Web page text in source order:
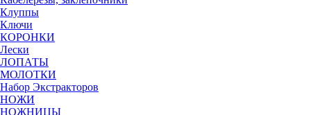
Клуппы
Ключи
КОРОНКИ
Лески
ЛОПАТЫ
МОЛОТКИ
Набор Экстракторов
НОЖИ
НОЖНИЦЫ